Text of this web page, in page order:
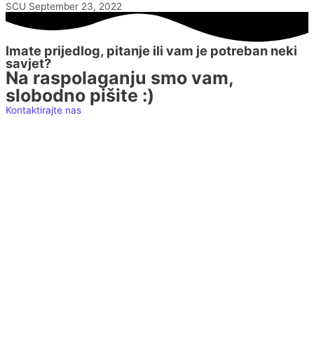
SCU September 23, 2022
Imate prijedlog, pitanje ili vam je potreban neki
savjet?
Na raspolaganju smo vam,
slobodno pišite :)
Kontaktirajte nas